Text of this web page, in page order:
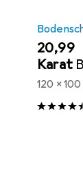
EUR
20,99
Karat
120 x